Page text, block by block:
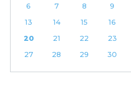
6
7 8 9
13
14 15 16
20
21 22 23
27
28 29 30